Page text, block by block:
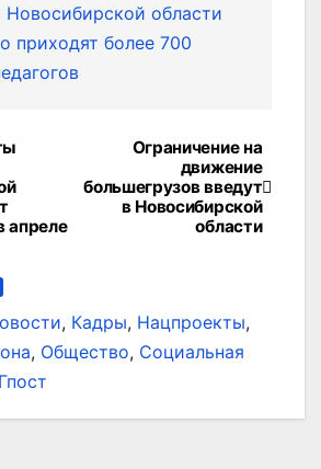
области
приходят более 700
Ограничение на
движение
большегрузов введут
в Новосибирской
области
апреле
, Кадры, Нацпроекты,
, Общество, Социальная